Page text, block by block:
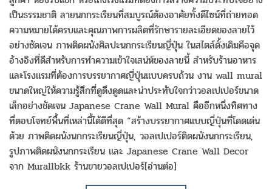
เป็นธรรมชาติ ลายนกกระเรียนที่สมบูรณ์ต้องอาศัยทั้งดีไซน์ที่ถ่ายทอด
ความหมายได้ครบและคุณภาพการผลิตที่รักษารายละเอียดของลายไว้
อย่างชัดเจน ภาพติดผนังศิลปะนกกระเรียนญี่ปุ่น ในสไตล์ดั้งเดิมคือจุด
อ้างอิงที่ดีสำหรับการทำความเข้าใจเสน่ห์ของลายนี้ สำหรับร้านอาหาร
และโรงแรมที่ต้องการบรรยากาศญี่ปุ่นแบบครบถ้วน งาน wall mural
ขนาดใหญ่ให้ความรู้สึกที่ดูดึงดูดและน่าประทับใจกว่าวอลเปเปอร์ขนาด
เล็กอย่างชัดเจน Japanese Crane Wall Mural คืออีกหนึ่งทิศทาง
ที่ตอบโจทย์พื้นที่เหล่านี้ได้ดีที่สุด “สร้างบรรยากาศแบบญี่ปุ่นที่โดดเด่น
ด้วย ภาพติดผนังนกกระเรียนญี่ปุ่น, วอลเปเปอร์ติดผนังนกกระเรียน,
รูปภาพติดผนังนกกระเรียน และ Japanese Crane Wall Decor
จาก Murallbkk ร้านขายวอลเปเปอร์[อ่านต่อ]